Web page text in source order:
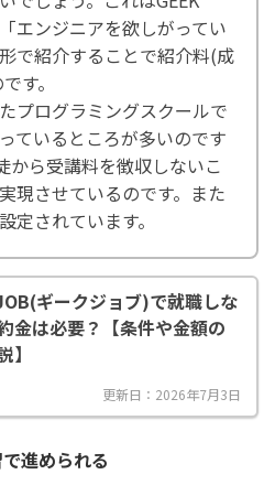
エンジニアを欲しがってい
で紹介することで紹介料(成
す。
プログラミングスクールで
ているところが多いのです
から受講料を徴収しないこ
現させているのです。また
定されています。
ギークジョブ)で就職しな
金は必要？【条件や金額の
】
更新日：2026年7月3日
進められる